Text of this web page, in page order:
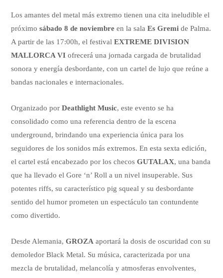
Los amantes del metal más extremo tienen una cita ineludible el
próximosábado 8 de noviembre en la salaEs Gremi de Palma.
A partir de las 17:00h, el festivalEXTREME DIVISION
MALLORCA VI ofrecerá una jornada cargada de brutalidad
sonora y energía desbordante, con un cartel de lujo que reúne a
bandas nacionales e internacionales.
Organizado porDeathlight Music, este evento se ha
consolidado como una referencia dentro de la escena
underground, brindando una experiencia única para los
seguidores de los sonidos más extremos. En esta sexta edición,
el cartel está encabezado por los checosGUTALAX, una banda
que ha llevado el Gore ‘n’ Roll a un nivel insuperable. Sus
potentes riffs, su característico pig squeal y su desbordante
sentido del humor prometen un espectáculo tan contundente
como divertido.
Desde Alemania,GROZA aportará la dosis de oscuridad con su
demoledor Black Metal. Su música, caracterizada por una
mezcla de brutalidad, melancolía y atmosferas envolventes,